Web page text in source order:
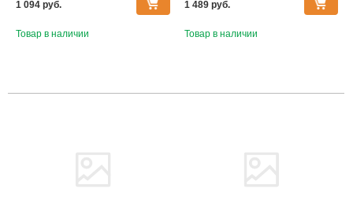
1 094 pуб.
Товар в наличии
1 489 pуб.
Товар в наличии